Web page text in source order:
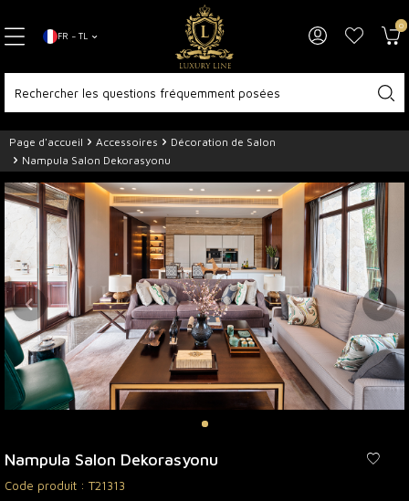
FR − TL
0
Page d'accueil Accessoires
Décoration de Salon
Nampula Salon Dekorasyonu
Nampula Salon Dekorasyonu
Code produit : T21313